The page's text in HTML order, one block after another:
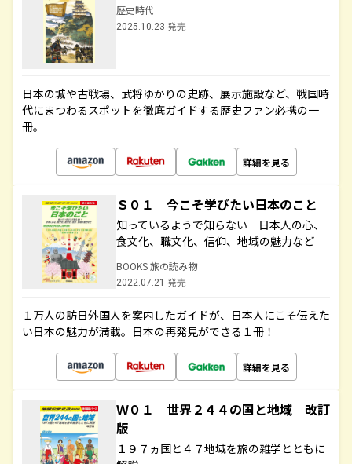
歴史時代
2025.10.23 発売
日本の城や古戦場、武将ゆかりの史跡、展示施設など、戦国時
代にまつわるスポットを徹底ガイドする歴史ファン必携の一
冊。
詳細を見る
Ｓ０１ 今こそ学びたい日本のこと
知っているようで知らない 日本人の心、
食文化、職文化、信仰、地域の魅力など
BOOKS 旅の読み物
2022.07.21 発売
１万人の訪日外国人を案内したガイドが、日本人にこそ伝えた
い日本の魅力が満載。日本の再発見ができる１冊！
詳細を見る
Ｗ０１ 世界２４４の国と地域 改訂
版
１９７ヵ国と４７地域を旅の雑学とともに